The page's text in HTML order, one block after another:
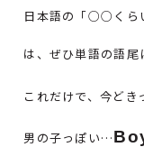
日本語の「○○くら
は、ぜひ単語の語尾
これだけで、今ど
男の子っぽい…